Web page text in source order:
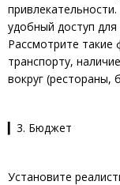
удобный доступ
Рассмотрите
транспорту,
вокруг (рестораны,
▎3. Бюджет
Установите